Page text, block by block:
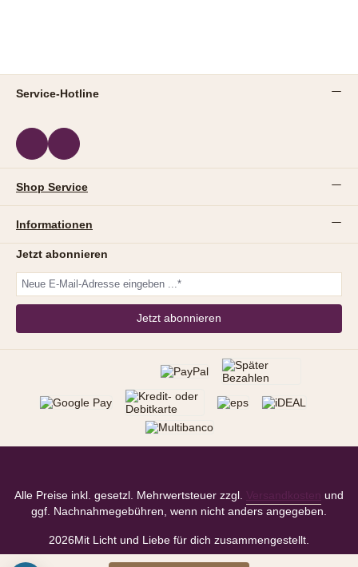
Service-Hotline
Shop Service
Informationen
Jetzt abonnieren
Jetzt abonnieren
Alle Preise inkl. gesetzl. Mehrwertsteuer zzgl. Versandkosten
und
ggf. Nachnahmegebühren, wenn nicht anders angegeben.
2026Mit Licht und Liebe für dich zusammengestellt.